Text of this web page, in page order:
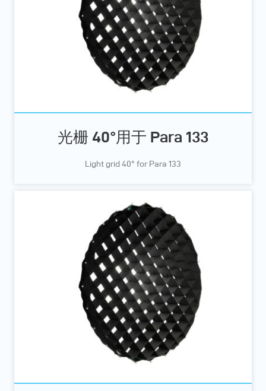
光栅 40°用于 Para 133
Light grid 40° for Para 133